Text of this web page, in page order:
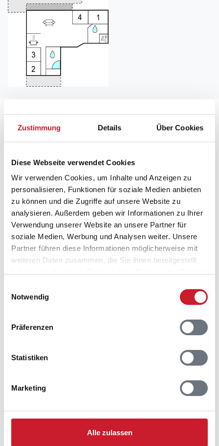
Zustimmung Details Über Cookies
Diese Webseite verwendet Cookies
Wir verwenden Cookies, um Inhalte und Anzeigen zu
personalisieren, Funktionen für soziale Medien anbieten
zu können und die Zugriffe auf unsere Website zu
analysieren. Außerdem geben wir Informationen zu Ihrer
Verwendung unserer Website an unsere Partner für
soziale Medien, Werbung und Analysen weiter. Unsere
Partner führen diese Informationen möglicherweise mit
weiteren Daten zusammen, die Sie ihnen bereitgestellt
Notwendig
Präferenzen
Statistiken
Marketing
Alle zulassen
Lageplan
Adresse
Bjergbovej 13
6857 Blåvand
Anzahl Reisende auswählen